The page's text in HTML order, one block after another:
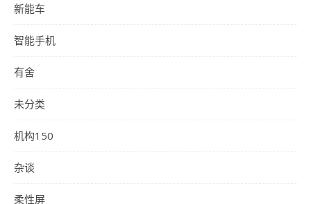
新能车
智能手机
有舍
未分类
机构150
杂谈
柔性屏